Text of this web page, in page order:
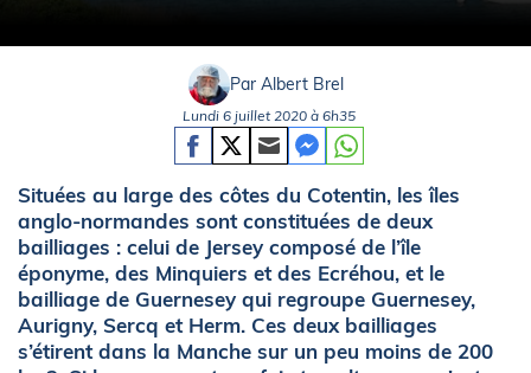
Par Albert Brel
Lundi 6 juillet 2020 à 6h35
Situées au large des côtes du Cotentin, les îles
anglo-normandes sont constituées de deux
bailliages : celui de Jersey composé de l’île
éponyme, des Minquiers et des Ecréhou, et le
bailliage de Guernesey qui regroupe Guernesey,
Aurigny, Sercq et Herm. Ces deux bailliages
s’étirent dans la Manche sur un peu moins de 200